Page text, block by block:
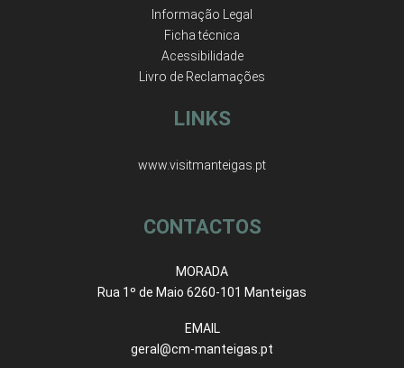
Informação Legal
Ficha técnica
Acessibilidade
Livro de Reclamações
LINKS
www.visitmanteigas.pt
CONTACTOS
MORADA
Rua 1º de Maio 6260-101 Manteigas
EMAIL
geral@cm-manteigas.pt